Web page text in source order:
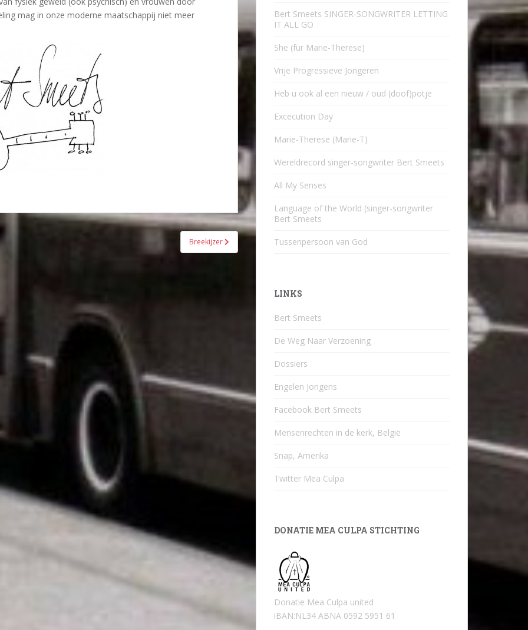
mag in onze moderne maatschappij niet meer
Breekijzer
Bert Smeets SINGER-SONGWRITER LETTING
IT ALL GO
She (für Marie-Therese)
Vrije Progressieve Jongeren
Heb u ook al een nieuw / oud (doof)potje
Excecution Day
Marie-Therese (Marie-T)
Wereldrecord singer-songwriter Bert Smeets
All My Senses
Language of the World (singer-songwriter
Bert Smeets
Tussenpersoon van God
LINKS
Bert Smeets
De Weg Naar Verzoening
Dossiers
Engelen Jongens
Facebook Bert Smeets
Mensenrechten in de kerk, België
Snap, Amerika
Twitter Mea Culpa
DONATIE MEA CULPA STICHTING
Donatie Mea Culpa united
iBAN:NL34 ABNA 0592 5951 61